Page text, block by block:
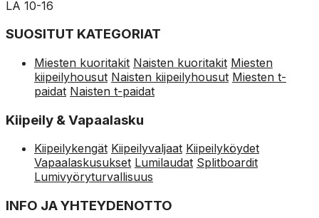
LA 10-16
SUOSITUT KATEGORIAT
Miesten kuoritakit Naisten kuoritakit Miesten
kiipeilyhousut Naisten kiipeilyhousut Miesten t-
paidat Naisten t-paidat
Kiipeily & Vapaalasku
Kiipeilykengät Kiipeilyvaljaat Kiipeilyköydet
Vapaalaskusukset Lumilaudat Splitboardit
Lumivyöryturvallisuus
INFO JA YHTEYDENOTTO